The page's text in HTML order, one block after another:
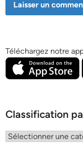
Téléchargez notre
Classification
Classification